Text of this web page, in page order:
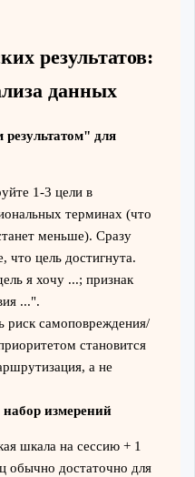
результатов:
данных
результатом" для
1-3 цели в
терминах (что
меньше). Сразу
что цель достигнута.
я хочу ...; признак
...".
риск самоповреждения/
становится
а не
измерений
шкала на сессию + 1
обычно достаточно для